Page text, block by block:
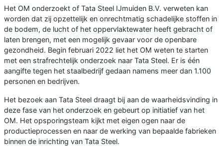
Het OM onderzoekt of Tata Steel IJmuiden B.V. verweten kan
worden dat zij opzettelijk en onrechtmatig schadelijke stoffen in
de bodem, de lucht of het oppervlaktewater heeft gebracht of
laten brengen, met een mogelijk gevaar voor de openbare
gezondheid. Begin februari 2022 liet het OM weten te starten
met een strafrechtelijk onderzoek naar Tata Steel. Er is één
aangifte tegen het staalbedrijf gedaan namens meer dan 1.100
personen en bedrijven.
Het bezoek aan Tata Steel draagt bij aan de waarheidsvinding in
deze fase van het onderzoek en gebeurt op initiatief van het
OM. Het opsporingsteam kijkt met eigen ogen naar de
productieprocessen en naar de werking van bepaalde fabrieken
binnen de inrichting van Tata Steel.